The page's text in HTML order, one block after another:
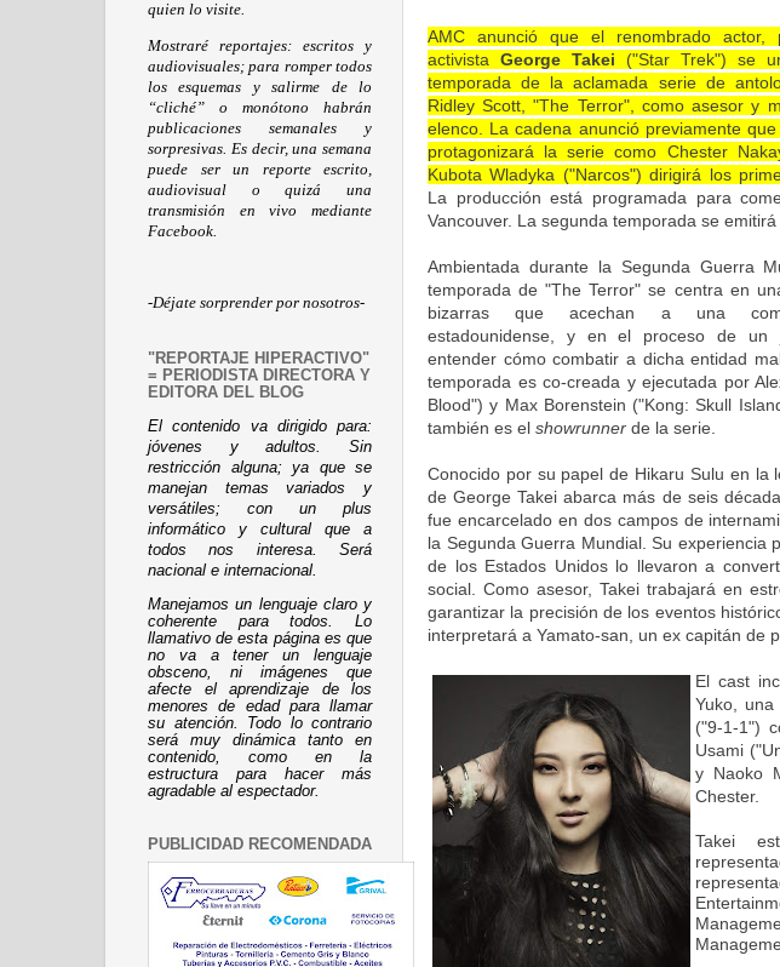
AMC anunció que el renombrado actor,
activistaGeorge Takei ("Star Trek") se
temporada de la aclamada serie de
Ridley Scott, "The Terror", como asesor y
elenco. La cadena anunció previamente
protagonizará la serie como Chester
Kubota Wladyka ("Narcos") dirigirá los
La producción está programada para
Vancouver. La segunda temporada se emitirá
Ambientada durante la Segunda Guerra
temporada de "The Terror" se centra en
bizarras que acechan a una
estadounidense, y en el proceso de un
entender cómo combatir a dicha entidad
temporada es co-creada y ejecutada por
Blood") y Max Borenstein ("Kong: Skull
también es el showrunner de la serie.
Conocido por su papel de Hikaru Sulu en la
de George Takei abarca más de seis
fue encarcelado en dos campos de
la Segunda Guerra Mundial. Su experiencia
de los Estados Unidos lo llevaron a
social. Como asesor, Takei trabajará en
garantizar la precisión de los eventos
interpretará a Yamato-san, un ex capitán de
El cast
Yuko,
("9-1-1")
Usami
y Naoko
Chester.
Takei
quien lo visite.
Mostraré reportajes: escritos y
audiovisuales; para romper todos
los esquemas y salirme de lo
“cliché” o monótono habrán
publicaciones semanales y
sorpresivas. Es decir, una semana
puede ser un reporte escrito,
audiovisual o quizá una
transmisión en vivo mediante
Facebook.
-Déjate sorprender por nosotros-
"REPORTAJE HIPERACTIVO"
= PERIODISTA DIRECTORA Y
EDITORA DEL BLOG
El contenido va dirigido para:
jóvenes y adultos. Sin
restricción alguna; ya que se
manejan temas variados y
versátiles; con un plus
informático y cultural que a
todos nos interesa. Será
nacional e internacional.
Manejamos un lenguaje claro y
coherente para todos. Lo
llamativo de esta página es que
no va a tener un lenguaje
obsceno, ni imágenes que
afecte el aprendizaje de los
menores de edad para llamar
su atención. Todo lo contrario
será muy dinámica tanto en
contenido, como en la
estructura para hacer más
agradable al espectador.
PUBLICIDAD RECOMENDADA